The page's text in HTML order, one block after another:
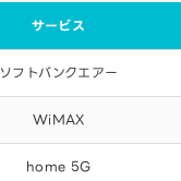
サービス
ソフトバンクエアー
WiMAX
home 5G